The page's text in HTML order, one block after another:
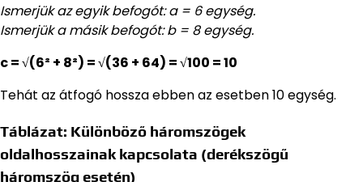
Ismerjük az egyik befogót: a = 6 egység.
Ismerjük a másik befogót: b = 8 egység.
c = √(6² + 8²) = √(36 + 64) = √100 = 10
Tehát az átfogó hossza ebben az esetben 10 egység.
Táblázat: Különböző háromszögek
oldalhosszainak kapcsolata (derékszögű
háromszög esetén)